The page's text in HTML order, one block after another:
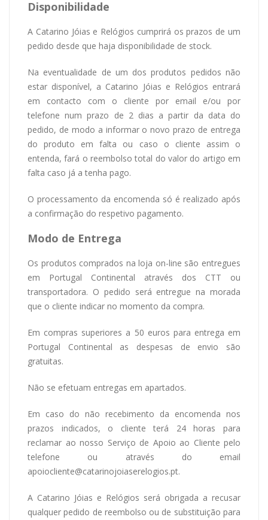
Disponibilidade
A Catarino Jóias e Relógios cumprirá os prazos de um
pedido desde que haja disponibilidade de stock.
Na eventualidade de um dos produtos pedidos não
estar disponível, a Catarino Jóias e Relógios entrará
em contacto com o cliente por email e/ou por
telefone num prazo de 2 dias a partir da data do
pedido, de modo a informar o novo prazo de entrega
do produto em falta ou caso o cliente assim o
entenda, fará o reembolso total do valor do artigo em
falta caso já a tenha pago.
O processamento da encomenda só é realizado após
a confirmação do respetivo pagamento.
Modo de Entrega
Os produtos comprados na loja on-line são entregues
em Portugal Continental através dos CTT ou
transportadora. O pedido será entregue na morada
que o cliente indicar no momento da compra.
Em compras superiores a 50 euros para entrega em
Portugal Continental as despesas de envio são
gratuitas.
Não se efetuam entregas em apartados.
Em caso do não recebimento da encomenda nos
prazos indicados, o cliente terá 24 horas para
reclamar ao nosso Serviço de Apoio ao Cliente pelo
telefone ou através do email
apoiocliente@catarinojoiaserelogios.pt.
A Catarino Jóias e Relógios será obrigada a recusar
qualquer pedido de reembolso ou de substituição para